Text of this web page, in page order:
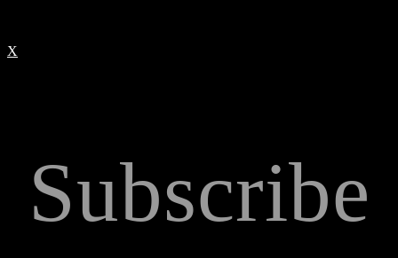
X
Subscribe